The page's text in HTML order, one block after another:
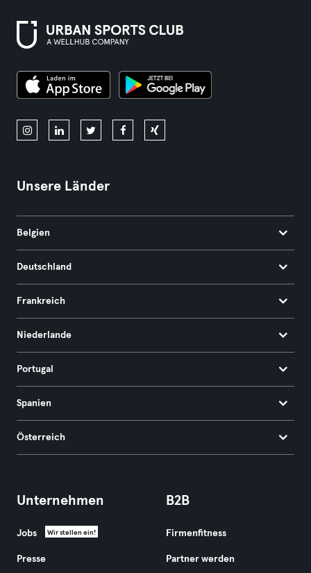
Unsere Länder
Belgien
Deutschland
Frankreich
Niederlande
Portugal
Spanien
Österreich
Unternehmen
Jobs Wir stellen ein!
Presse
B2B
Firmenfitness
Partner werden